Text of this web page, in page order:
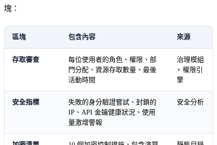
塊：
區塊 包含內容 來源
存取審查
每位使用者的角色、權限、部
門分配、資源存取數量、最後
活動時間
治理模組
+ 權限引
擎
安全指標
失敗的身分驗證嘗試、封鎖的
IP、API 金鑰健康狀況、使用
量激增警報
安全分析